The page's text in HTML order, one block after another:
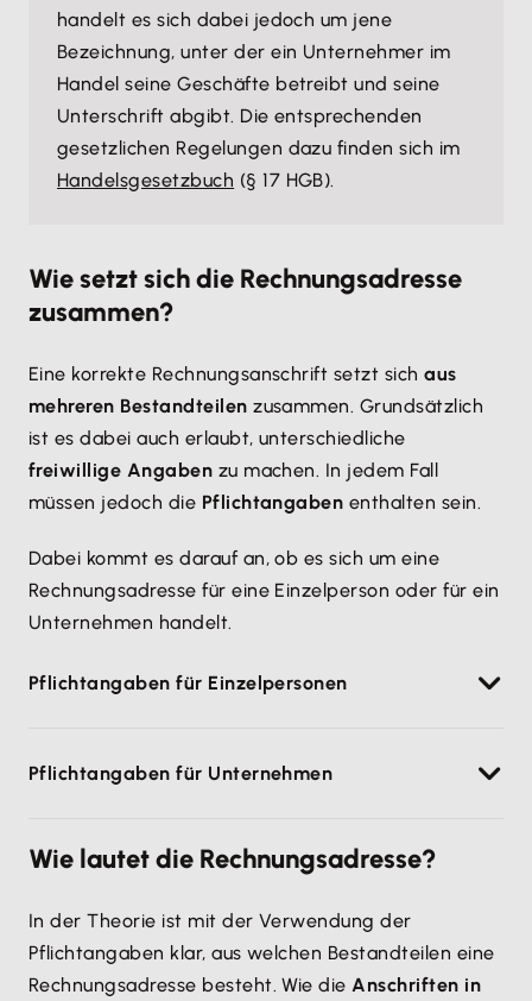
handelt es sich dabei jedoch um jene
Bezeichnung, unter der ein Unternehmer im
Handel seine Geschäfte betreibt und seine
Unterschrift abgibt. Die entsprechenden
gesetzlichen Regelungen dazu finden sich im
Handelsgesetzbuch (§ 17 HGB).
Wie setzt sich die Rechnungsadresse
zusammen?
Eine korrekte Rechnungsanschrift setzt sichaus
mehreren Bestandteilen zusammen. Grundsätzlich
ist es dabei auch erlaubt, unterschiedliche
freiwillige Angaben zu machen. In jedem Fall
müssen jedoch die Pflichtangaben enthalten sein.
Dabei kommt es darauf an, ob es sich um eine
Rechnungsadresse für eine Einzelperson oder für ein
Unternehmen handelt.
Pflichtangaben für Einzelpersonen
zumindest folgende Angaben machen:
Nachname
Straße
Hausnummer
Postleitzahl
Pflichtangaben für Unternehmen
unternehmerische Zweckebestellt werden, fallen
müssen zumindest die folgenden Angaben gemacht
werden:
Wie lautet die Rechnungsadresse?
In der Theorie ist mit der Verwendung der
Pflichtangaben klar, aus welchen Bestandteilen eine
Rechnungsadresse besteht. Wie dieAnschriften in